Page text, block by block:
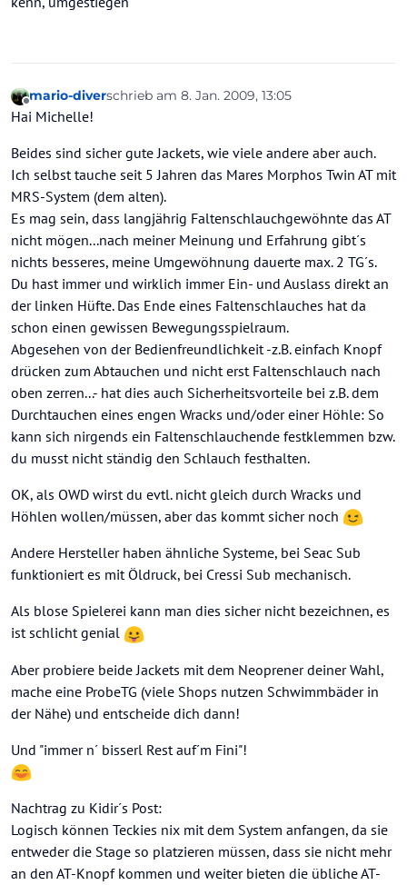
Offline
mario-diverschrieb am 8. Jan. 2009, 13:05
zuletzt editiert von
Hai Michelle!
Beides sind sicher gute Jackets, wie viele andere aber auch.
Ich selbst tauche seit 5 Jahren das Mares Morphos Twin AT mit
MRS-System (dem alten).
Es mag sein, dass langjährig Faltenschlauchgewöhnte das AT
nicht mögen...nach meiner Meinung und Erfahrung gibt´s
nichts besseres, meine Umgewöhnung dauerte max. 2 TG´s.
Du hast immer und wirklich immer Ein- und Auslass direkt an
der linken Hüfte. Das Ende eines Faltenschlauches hat da
schon einen gewissen Bewegungsspielraum.
Abgesehen von der Bedienfreundlichkeit -z.B. einfach Knopf
drücken zum Abtauchen und nicht erst Faltenschlauch nach
oben zerren...- hat dies auch Sicherheitsvorteile bei z.B. dem
Durchtauchen eines engen Wracks und/oder einer Höhle: So
kann sich nirgends ein Faltenschlauchende festklemmen bzw.
du musst nicht ständig den Schlauch festhalten.
OK, als OWD wirst du evtl. nicht gleich durch Wracks und
Höhlen wollen/müssen, aber das kommt sicher noch
Andere Hersteller haben ähnliche Systeme, bei Seac Sub
funktioniert es mit Öldruck, bei Cressi Sub mechanisch.
Als blose Spielerei kann man dies sicher nicht bezeichnen, es
ist schlicht genial
Aber probiere beide Jackets mit dem Neoprener deiner Wahl,
mache eine ProbeTG (viele Shops nutzen Schwimmbäder in
der Nähe) und entscheide dich dann!
Und "immer n´ bisserl Rest auf´m Fini"!
Nachtrag zu Kidir´s Post:
Logisch können Teckies nix mit dem System anfangen, da sie
entweder die Stage so platzieren müssen, dass sie nicht mehr
an den AT-Knopf kommen und weiter bieten die übliche AT-